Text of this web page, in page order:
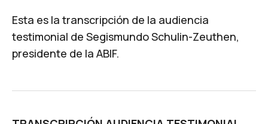
Esta es la transcripción de la audiencia
testimonial de Segismundo Schulin-Zeuthen,
presidente de la ABIF.